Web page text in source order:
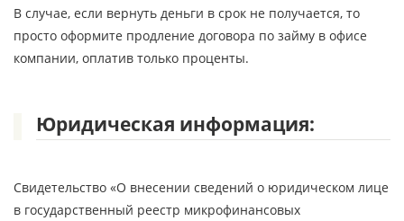
В случае, если вернуть деньги в срок не получается, то
просто оформите продление договора по займу в офисе
компании, оплатив только проценты.
Юридическая информация:
Свидетельство «О внесении сведений о юридическом лице
в государственный реестр микрофинансовых